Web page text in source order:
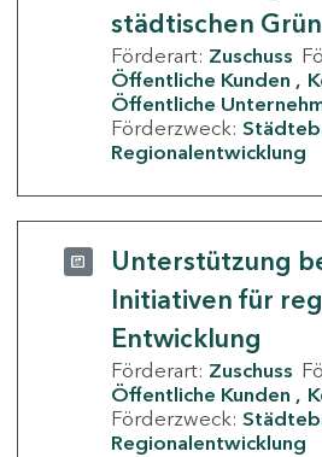
städtischen
Förderart: Zuschuss
Öffentliche Kunden
Öffentliche
Förderzweck:
Regionalentwicklung
Unterstützung
Initiativen für
Entwicklung
Förderart: Zuschuss
Öffentliche Kunden
Förderzweck:
Regionalentwicklung